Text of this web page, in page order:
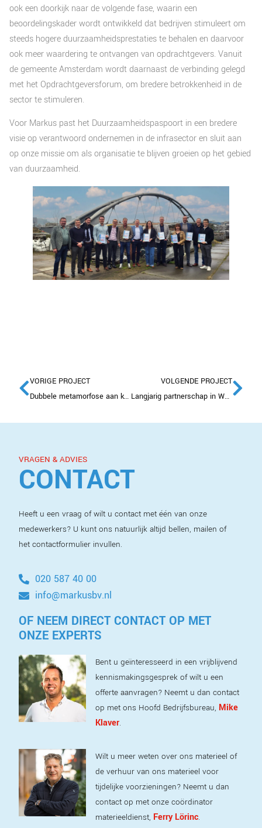
ook een doorkijk naar de volgende fase, waarin een
beoordelingskader wordt ontwikkeld dat bedrijven stimuleert om
steeds hogere duurzaamheidsprestaties te behalen en daarvoor
ook meer waardering te ontvangen van opdrachtgevers. Vanuit
de gemeente Amsterdam wordt daarnaast de verbinding gelegd
met het Opdrachtgeversforum, om bredere betrokkenheid in de
sector te stimuleren.
Voor Markus past het Duurzaamheidspaspoort in een bredere
visie op verantwoord ondernemen in de infrasector en sluit aan
op onze missie om als organisatie te blijven groeien op het gebied
van duurzaamheid.
VORIGE PROJECT
Dubbele metamorfose aan kust van Petten
VOLGENDE PROJECT
Langjarig partnerschap in Wheermolen-Oost werpt vruchten af
VRAGEN & ADVIES
CONTACT
Heeft u een vraag of wilt u contact met één van onze
medewerkers? U kunt ons natuurlijk altijd bellen, mailen of
het contactformulier invullen.
020 587 40 00
info@markusbv.nl
OF NEEM DIRECT CONTACT OP MET
ONZE EXPERTS
Bent u geïnteresseerd in een vrijblijvend
kennismakingsgesprek of wilt u een
offerte aanvragen? Neemt u dan contact
op met ons Hoofd Bedrijfsbureau, Mike
Klaver.
Wilt u meer weten over ons materieel of
de verhuur van ons materieel voor
tijdelijke voorzieningen? Neemt u dan
contact op met onze coördinator
materieeldienst, Ferry Lörinc.